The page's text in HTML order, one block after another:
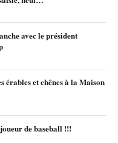
avec le président
érables et chênes à la Maison
de baseball !!!